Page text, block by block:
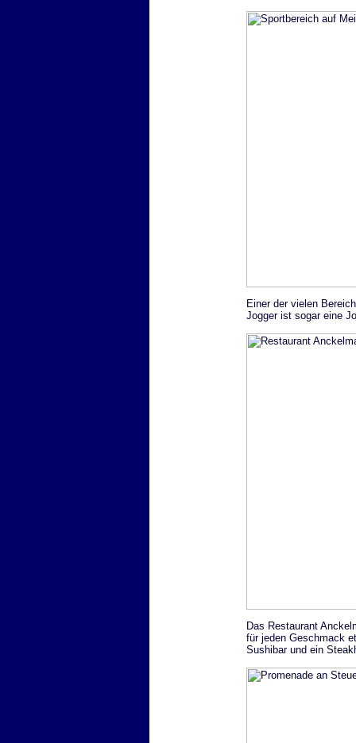
Einer der vielen
Jogger ist sogar eine
Das Restaurant
für jeden Geschmack
Sushibar und ein